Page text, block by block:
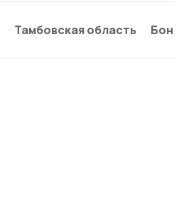
Тамбовская область